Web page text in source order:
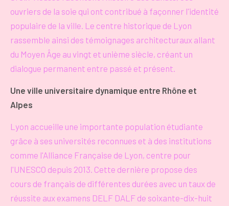
ouvriers de la soie qui ont contribué à façonner l'identité
populaire de la ville. Le centre historique de Lyon
rassemble ainsi des témoignages architecturaux allant
du Moyen Âge au vingt et unième siècle, créant un
dialogue permanent entre passé et présent.
Une ville universitaire dynamique entre Rhône et
Alpes
Lyon accueille une importante population étudiante
grâce à ses universités reconnues et à des institutions
comme l'Alliance Française de Lyon, centre pour
l'UNESCO depuis 2013. Cette dernière propose des
cours de français de différentes durées avec un taux de
réussite aux examens DELF DALF de soixante-dix-huit